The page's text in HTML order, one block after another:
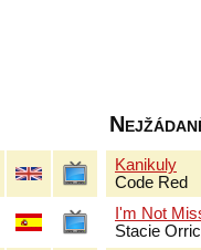
Kanikuly
Code Red
I'm Not
Stacie